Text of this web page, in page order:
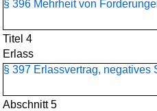
§ 396 Mehrheit von
Titel 4
Erlass
§ 397 Erlassvertrag, negatives
Abschnitt 5